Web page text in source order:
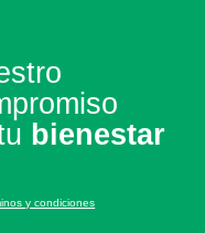
bienestar
y condiciones